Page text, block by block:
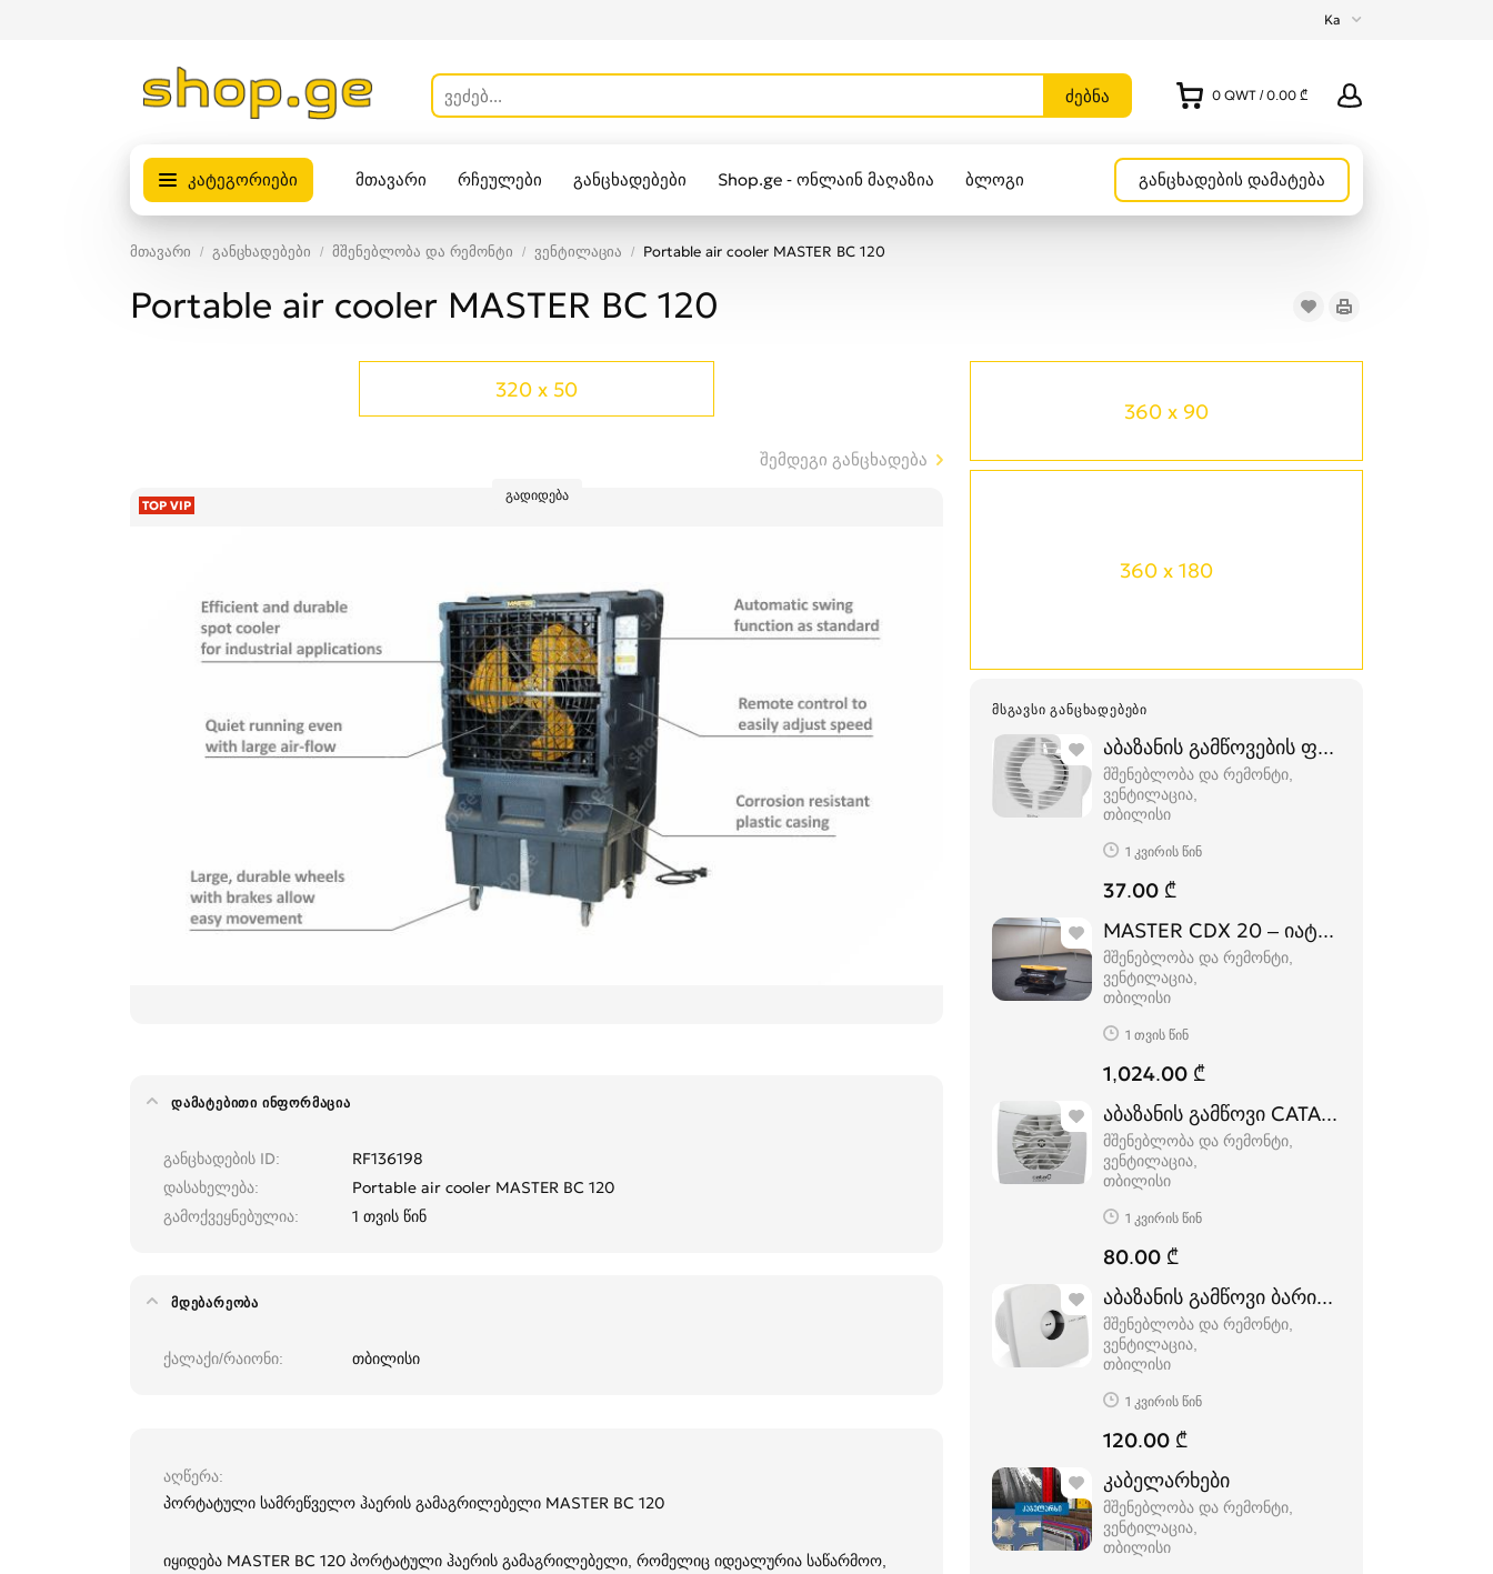
Ka
0 QWT / 0.00 ₾
კატეგორიები მთავარი რჩეულები განცხადებები Shop.ge - ონლაინ მაღაზია ბლოგი განცხადების დამატება
მთავარი განცხადებები მშენებლობა და რემონტი ვენტილაცია Portable air cooler MASTER BC 120
Portable air cooler MASTER BC 120
360 x 90
360 x 180
ᲛᲡᲒᲐᲕᲡᲘ ᲒᲐᲜᲪᲮᲐᲓᲔᲑᲔᲑᲘ
აბაზანის გამწოვების ფართო არჩევანი
მშენებლობა და რემონტი,
ვენტილაცია
თბილისი
1 კვირის წინ
37.00 ₾
MASTER CDX 20 – იატაკის საშრობი
მშენებლობა და რემონტი,
ვენტილაცია
თბილისი
1 თვის წინ
1,024.00 ₾
აბაზანის გამწოვი CATA EXTRACTOR,
მშენებლობა და რემონტი,
ვენტილაცია
თბილისი
1 კვირის წინ
80.00 ₾
აბაზანის გამწოვი ბარისოლისთვის CATA
მშენებლობა და რემონტი,
ვენტილაცია
თბილისი
1 კვირის წინ
120.00 ₾
კაბელარხები
მშენებლობა და რემონტი,
ვენტილაცია
თბილისი
320 x 50
შემდეგი განცხადება
TOP VIP
გადიდება
ᲓᲐᲛᲐᲢᲔᲑᲘᲗᲘ ᲘᲜᲤᲝᲠᲛᲐᲪᲘᲐ
განცხადების ID
RF136198
დასახელება
Portable air cooler MASTER BC 120
გამოქვეყნებულია
1 თვის წინ
ᲛᲓᲔᲑᲐᲠᲔᲝᲑᲐ
ქალაქი/რაიონი თბილისი
აღწერა
პორტატული სამრეწველო ჰაერის გამაგრილებელი MASTER BC 120
იყიდება MASTER BC 120 პორტატული ჰაერის გამაგრილებელი, რომელიც იდეალურია საწარმოო,